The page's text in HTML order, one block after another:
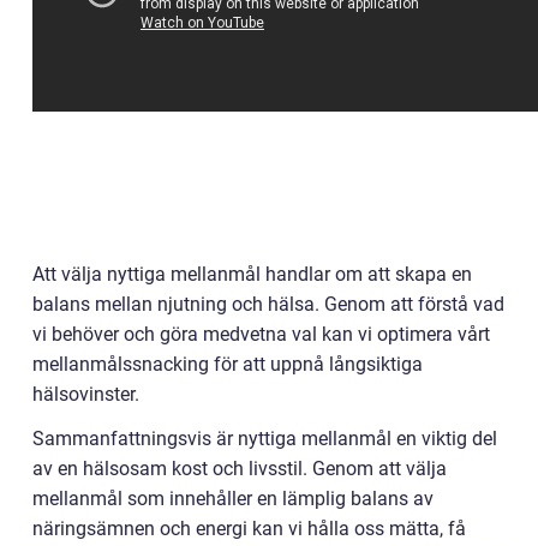
Att välja nyttiga mellanmål handlar om att skapa en
balans mellan njutning och hälsa. Genom att förstå vad
vi behöver och göra medvetna val kan vi optimera vårt
mellanmålssnacking för att uppnå långsiktiga
hälsovinster.
Sammanfattningsvis är nyttiga mellanmål en viktig del
av en hälsosam kost och livsstil. Genom att välja
mellanmål som innehåller en lämplig balans av
näringsämnen och energi kan vi hålla oss mätta, få